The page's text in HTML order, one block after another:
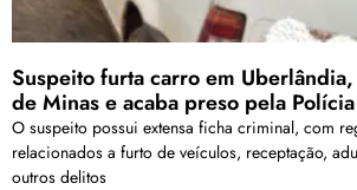
Suspeito furta carro em
de Minas e acaba preso pela
O suspeito possui extensa ficha criminal, com
relacionados a furto de veículos, receptação,
outros delitos